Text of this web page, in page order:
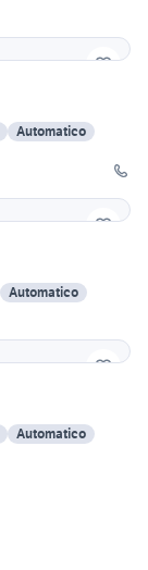
Automatico
Automatico
Automatico